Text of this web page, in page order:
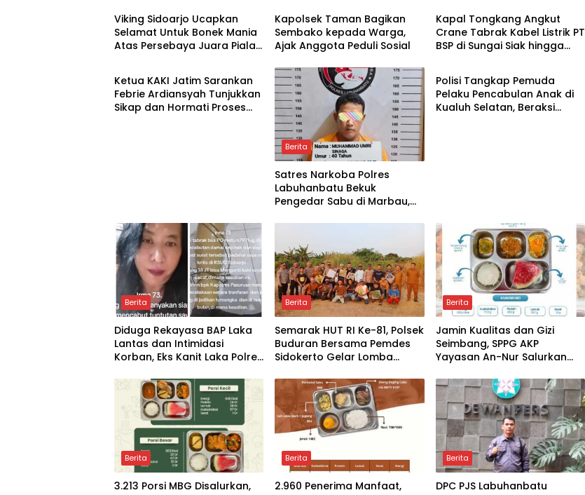
Viking Sidoarjo Ucapkan
Selamat Untuk Bonek Mania
Atas Persebaya Juara Piala
Kapolsek Taman Bagikan
Sembako kepada Warga,
Ajak Anggota Peduli Sosial
Kapal Tongkang Angkut
Crane Tabrak Kabel Listrik PT
BSP di Sungai Siak hingga
Berita
Ketua KAKI Jatim Sarankan
Febrie Ardiansyah Tunjukkan
Sikap dan Hormati Proses
Berita
Satres Narkoba Polres
Labuhanbatu Bekuk
Pengedar Sabu di Marbau,
Berita
Polisi Tangkap Pemuda
Pelaku Pencabulan Anak di
Kualuh Selatan, Beraksi
Berita
Diduga Rekayasa BAP Laka
Lantas dan Intimidasi
Korban, Eks Kanit Laka Polres
Propam Polda Jatim
Berita
Semarak HUT RI Ke-81, Polsek
Buduran Bersama Pemdes
Sidokerto Gelar Lomba
Berita
Jamin Kualitas dan Gizi
Seimbang, SPPG AKP
Yayasan An-Nur Salurkan
Perawang
Berita
3.213 Porsi MBG Disalurkan,
Berita
2.960 Penerima Manfaat,
Berita
DPC PJS Labuhanbatu